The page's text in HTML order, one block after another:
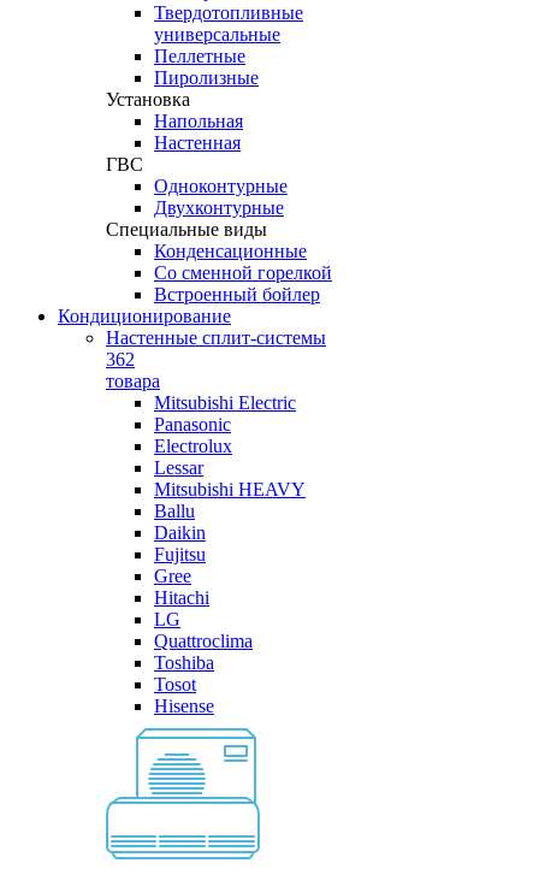
Твердотопливные
универсальные
Пеллетные
Пиролизные
Установка
Напольная
Настенная
ГВС
Одноконтурные
Двухконтурные
Специальные виды
Конденсационные
Со сменной горелкой
Встроенный бойлер
Кондиционирование
Настенные сплит-системы
362
товара
Mitsubishi Electric
Panasonic
Electrolux
Lessar
Mitsubishi HEAVY
Ballu
Daikin
Fujitsu
Gree
Hitachi
LG
Quattroclima
Toshiba
Tosot
Hisense